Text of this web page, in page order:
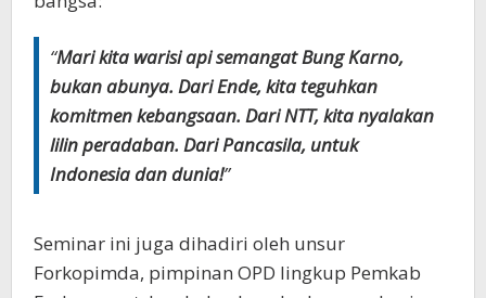
“Mari kita warisi api semangat Bung Karno,
bukan abunya. Dari Ende, kita teguhkan
komitmen kebangsaan. Dari NTT, kita nyalakan
lilin peradaban. Dari Pancasila, untuk
Indonesia dan dunia!”
Seminar ini juga dihadiri oleh unsur
Forkopimda, pimpinan OPD lingkup Pemkab